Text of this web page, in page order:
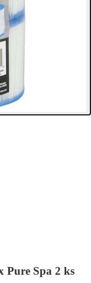
Pure Spa 2 ks